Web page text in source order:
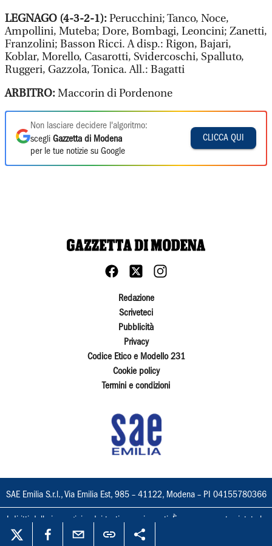
LEGNAGO (4-3-2-1):Perucchini; Tanco, Noce,
Ampollini, Muteba; Dore, Bombagi, Leoncini; Zanetti,
Franzolini; Basson Ricci. A disp.: Rigon, Bajari,
Koblar, Morello, Casarotti, Svidercoschi, Spalluto,
Ruggeri, Gazzola, Tonica. All.: Bagatti
ARBITRO:Maccorin di Pordenone
Non lasciare decidere l'algoritmo:
scegli Gazzetta di Modena
per le tue notizie su Google
CLICCA QUI
Redazione
Scriveteci
Pubblicità
Privacy
Codice Etico e Modello 231
Cookie policy
Termini e condizioni
SAE Emilia S.r.l., Via Emilia Est, 985 – 41122, Modena – PI 04155780366
I diritti delle immagini e dei testi sono riservati. È espressamente vietata la
loro riproduzione con qualsiasi mezzo e l'adattamento totale o parziale.